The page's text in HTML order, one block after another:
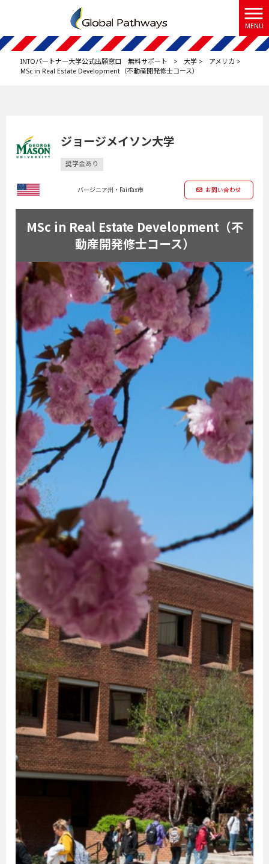
MENU
INTOパートナー大学公式出願窓口 無料サポート > 大学 > アメリカ >
MSc in Real Estate Development（不動産開発修士コース）
ジョージメイソン大学
奨学金あり
バージニア州・Fairfax市 お問い合わせ
MSc in Real Estate Development（不
動産開発修士コース）